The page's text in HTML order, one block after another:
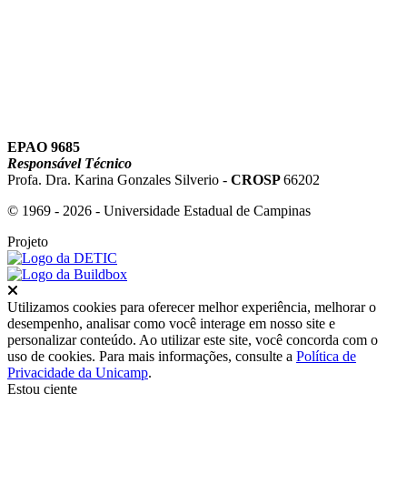
EPAO 9685
Responsável Técnico
Profa. Dra. Karina Gonzales Silverio - CROSP66202
© 1969 - 2026 - Universidade Estadual de Campinas
Projeto
Utilizamos cookies para oferecer melhor experiência, melhorar o
desempenho, analisar como você interage em nosso site e
personalizar conteúdo. Ao utilizar este site, você concorda com o
uso de cookies. Para mais informações, consulte a Política de
Privacidade da Unicamp.
Estou ciente